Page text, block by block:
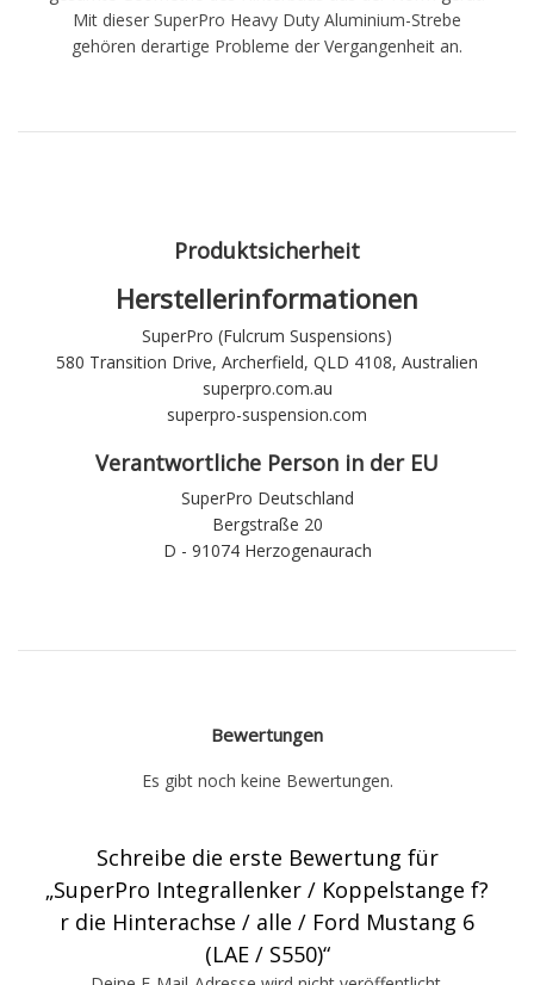
Mit dieser SuperPro Heavy Duty Aluminium-Strebe
gehören derartige Probleme der Vergangenheit an.
Produktsicherheit
Herstellerinformationen
SuperPro (Fulcrum Suspensions)
580 Transition Drive, Archerfield, QLD 4108, Australien
superpro.com.au
superpro-suspension.com
Verantwortliche Person in der EU
SuperPro Deutschland
Bergstraße 20
D - 91074 Herzogenaurach
Bewertungen
Es gibt noch keine Bewertungen.
Schreibe die erste Bewertung für
„SuperPro Integrallenker / Koppelstange f?
r die Hinterachse / alle / Ford Mustang 6
(LAE / S550)“